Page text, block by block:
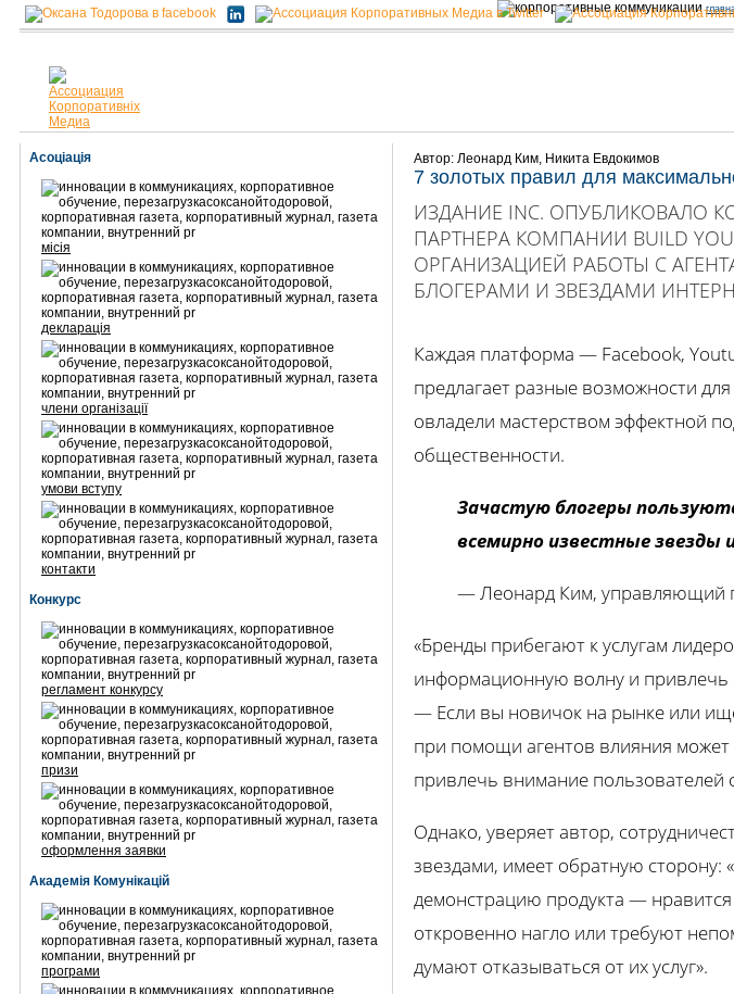
Асоціація
місія
декларація
члени організації
умови вступу
контакти
Конкурс
регламент конкурсу
призи
оформлення заявки
Академія Комунікацій
програми
Автор: Леонард Ким, Никита Евдокимов
7 золотых правил для
ИЗДАНИЕ INC. ОПУБЛИКОВАЛО
ПАРТНЕРА КОМПАНИИ BUILD
ОРГАНИЗАЦИЕЙ РАБОТЫ С
БЛОГЕРАМИ И ЗВЕЗДАМИ
Каждая платформа — Facebook,
предлагает разные возможности
овладели мастерством эффектной
общественности.
Зачастую блогеры
всемирно известные
— Леонард Ким, управляющий
«Бренды прибегают к услугам
информационную волну и привлечь
— Если вы новичок на рынке или
при помощи агентов влияния
привлечь внимание пользователей
Однако, уверяет автор,
звездами, имеет обратную сторону:
демонстрацию продукта —
откровенно нагло или требуют
думают отказываться от их услуг».